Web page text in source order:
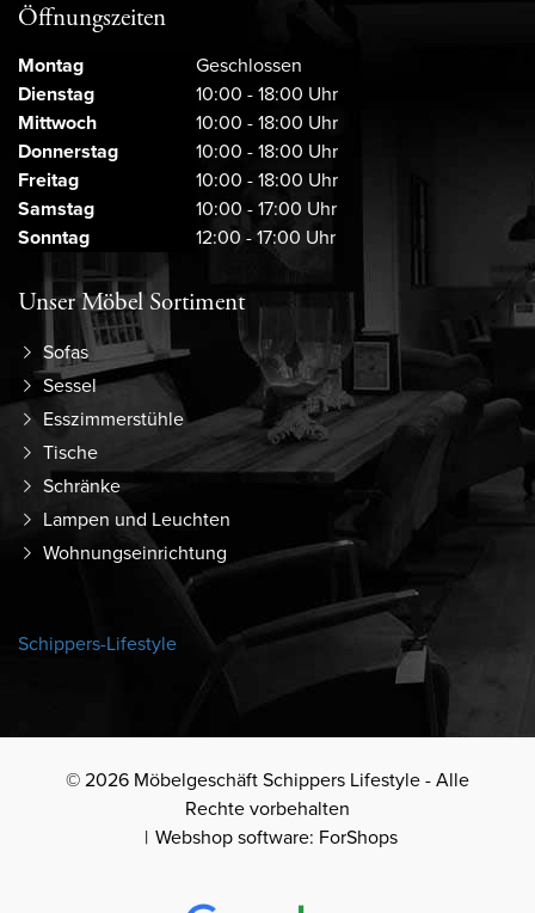
Öffnungszeiten
Montag
Geschlossen
Dienstag
10:00 - 18:00 Uhr
Mittwoch
10:00 - 18:00 Uhr
Donnerstag
10:00 - 18:00 Uhr
Freitag
10:00 - 18:00 Uhr
Samstag
10:00 - 17:00 Uhr
Sonntag
12:00 - 17:00 Uhr
Unser Möbel Sortiment
Sofas
Sessel
Esszimmerstühle
Tische
Schränke
Lampen und Leuchten
Wohnungseinrichtung
Schippers-Lifestyle
© 2026 Möbelgeschäft Schippers Lifestyle - Alle
Rechte vorbehalten
Webshop software: ForShops